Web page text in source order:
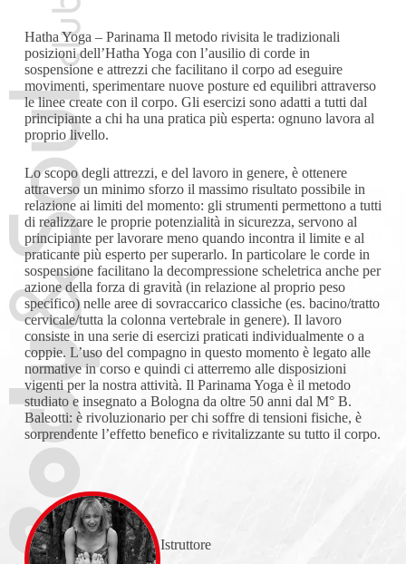
Hatha Yoga – Parinama Il metodo rivisita le tradizionali
posizioni dell’Hatha Yoga con l’ausilio di corde in
sospensione e attrezzi che facilitano il corpo ad eseguire
movimenti, sperimentare nuove posture ed equilibri attraverso
le linee create con il corpo. Gli esercizi sono adatti a tutti dal
principiante a chi ha una pratica più esperta: ognuno lavora al
proprio livello.
Lo scopo degli attrezzi, e del lavoro in genere, è ottenere
attraverso un minimo sforzo il massimo risultato possibile in
relazione ai limiti del momento: gli strumenti permettono a tutti
di realizzare le proprie potenzialità in sicurezza, servono al
principiante per lavorare meno quando incontra il limite e al
praticante più esperto per superarlo. In particolare le corde in
sospensione facilitano la decompressione scheletrica anche per
azione della forza di gravità (in relazione al proprio peso
specifico) nelle aree di sovraccarico classiche (es. bacino/tratto
cervicale/tutta la colonna vertebrale in genere). Il lavoro
consiste in una serie di esercizi praticati individualmente o a
coppie. L’uso del compagno in questo momento è legato alle
normative in corso e quindi ci atterremo alle disposizioni
vigenti per la nostra attività. Il Parinama Yoga è il metodo
studiato e insegnato a Bologna da oltre 50 anni dal M° B.
Baleotti: è rivoluzionario per chi soffre di tensioni fisiche, è
sorprendente l’effetto benefico e rivitalizzante su tutto il corpo.
Istruttore